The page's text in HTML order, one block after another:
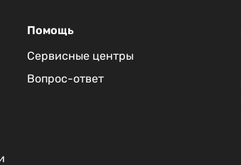
Помощь
Сервисные центры
Вопрос-ответ